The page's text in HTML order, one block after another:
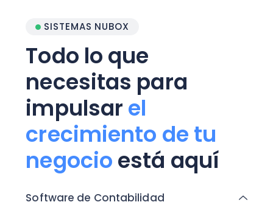
SISTEMAS NUBOX
Todo lo que
necesitas para
impulsar el
crecimiento de tu
negocio está aquí
Software de Contabilidad